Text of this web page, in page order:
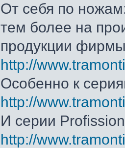
От себя по
тем более на
продукции
http://
Особенно к
http://
И серии
http://